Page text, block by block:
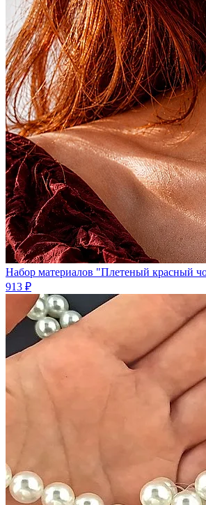
Набор материалов "Плетеный красный
913 ₽